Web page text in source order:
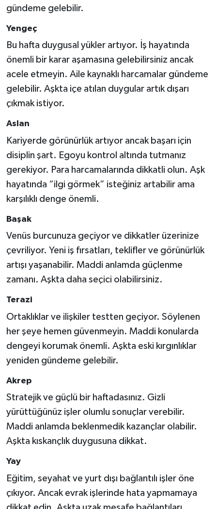
gündeme gelebilir.
Yengeç
Bu hafta duygusal yükler artıyor. İş hayatında
önemli bir karar aşamasına gelebilirsiniz ancak
acele etmeyin. Aile kaynaklı harcamalar gündeme
gelebilir. Aşkta içe atılan duygular artık dışarı
çıkmak istiyor.
Aslan
Kariyerde görünürlük artıyor ancak başarı için
disiplin şart. Egoyu kontrol altında tutmanız
gerekiyor. Para harcamalarında dikkatli olun. Aşk
hayatında “ilgi görmek” isteğiniz artabilir ama
karşılıklı denge önemli.
Başak
Venüs burcunuza geçiyor ve dikkatler üzerinize
çevriliyor. Yeni iş fırsatları, teklifler ve görünürlük
artışı yaşanabilir. Maddi anlamda güçlenme
zamanı. Aşkta daha seçici olabilirsiniz.
Terazi
Ortaklıklar ve ilişkiler testten geçiyor. Söylenen
her şeye hemen güvenmeyin. Maddi konularda
dengeyi korumak önemli. Aşkta eski kırgınlıklar
yeniden gündeme gelebilir.
Akrep
Stratejik ve güçlü bir haftadasınız. Gizli
yürüttüğünüz işler olumlu sonuçlar verebilir.
Maddi anlamda beklenmedik kazançlar olabilir.
Aşkta kıskançlık duygusuna dikkat.
Yay
Eğitim, seyahat ve yurt dışı bağlantılı işler öne
çıkıyor. Ancak evrak işlerinde hata yapmamaya